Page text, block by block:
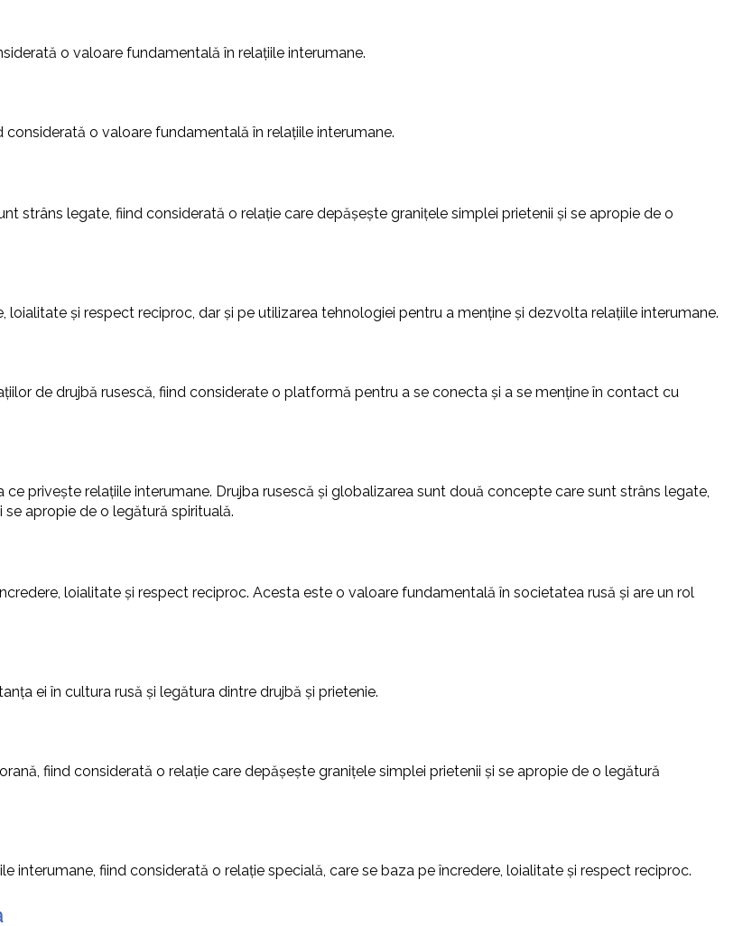
o valoare fundamentală în relațiile interumane.
o valoare fundamentală în relațiile interumane.
strâns legate, fiind considerată o relație care depășește granițele simplei prietenii și se apropie de o
loialitate și respect reciproc, dar și pe utilizarea tehnologiei pentru a menține și dezvolta relațiile interumane.
de drujbă rusescă, fiind considerate o platformă pentru a se conecta și a se menține în contact cu
privește relațiile interumane. Drujba rusescă și globalizarea sunt două concepte care sunt strâns legate,
apropie de o legătură spirituală.
loialitate și respect reciproc. Acesta este o valoare fundamentală în societatea rusă și are un rol
ei în cultura rusă și legătura dintre drujbă și prietenie.
fiind considerată o relație care depășește granițele simplei prietenii și se apropie de o legătură
interumane, fiind considerată o relație specială, care se baza pe încredere, loialitate și respect reciproc.